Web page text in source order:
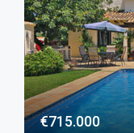
€715.000